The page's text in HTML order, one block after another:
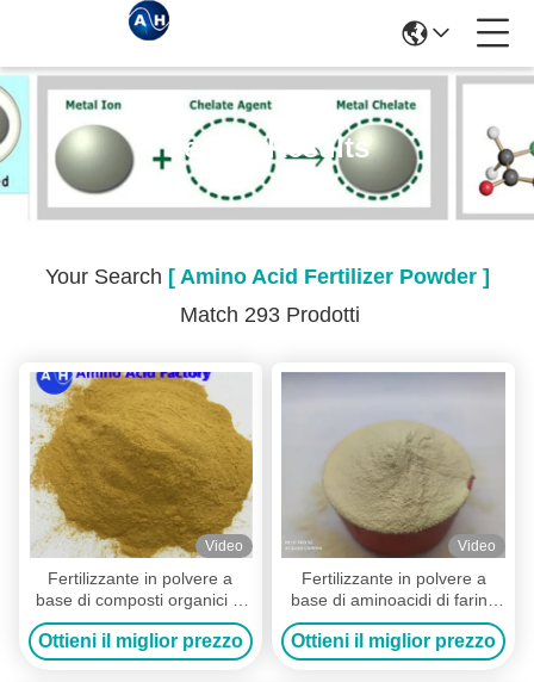
Search Results
Your Search [ Amino Acid Fertilizer Powder ]
Match 293 Prodotti
Video
Fertilizzante in polvere a
base di composti organici di
aminoacidi 30% 40% 45%
50% 60% 70% 80%
Ottieni il miglior prezzo
Video
Fertilizzante in polvere a
base di aminoacidi di farina
di soia non OGM per uso
vegetale
Ottieni il miglior prezzo